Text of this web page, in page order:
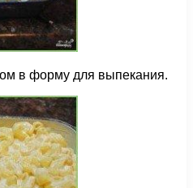
в форму для выпекания.